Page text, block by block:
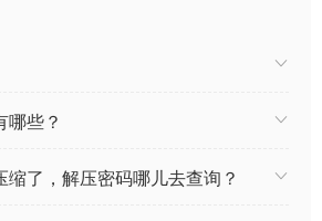
哪些？
缩了，解压密码哪儿去查询？